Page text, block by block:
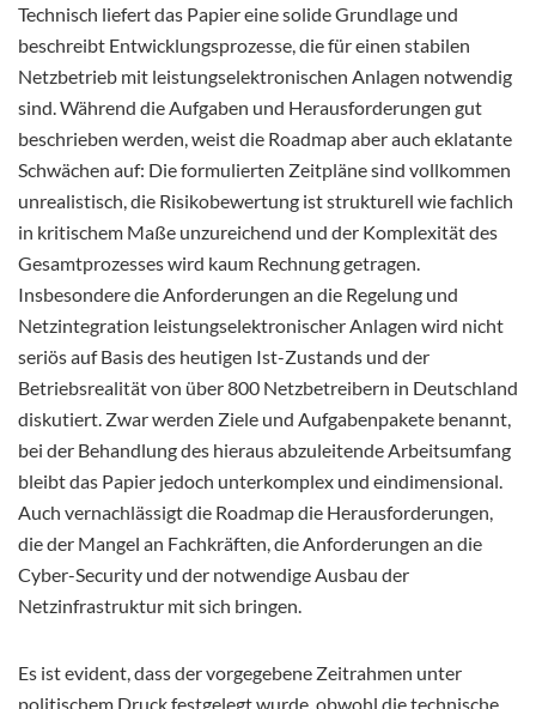
Technisch liefert das Papier eine solide Grundlage und
beschreibt Entwicklungsprozesse, die für einen stabilen
Netzbetrieb mit leistungselektronischen Anlagen notwendig
sind. Während die Aufgaben und Herausforderungen gut
beschrieben werden, weist die Roadmap aber auch eklatante
Schwächen auf: Die formulierten Zeitpläne sind vollkommen
unrealistisch, die Risikobewertung ist strukturell wie fachlich
in kritischem Maße unzureichend und der Komplexität des
Gesamtprozesses wird kaum Rechnung getragen.
Insbesondere die Anforderungen an die Regelung und
Netzintegration leistungselektronischer Anlagen wird nicht
seriös auf Basis des heutigen Ist-Zustands und der
Betriebsrealität von über 800 Netzbetreibern in Deutschland
diskutiert. Zwar werden Ziele und Aufgabenpakete benannt,
bei der Behandlung des hieraus abzuleitende Arbeitsumfang
bleibt das Papier jedoch unterkomplex und eindimensional.
Auch vernachlässigt die Roadmap die Herausforderungen,
die der Mangel an Fachkräften, die Anforderungen an die
Cyber-Security und der notwendige Ausbau der
Netzinfrastruktur mit sich bringen.
Es ist evident, dass der vorgegebene Zeitrahmen unter
politischem Druck festgelegt wurde, obwohl die technische